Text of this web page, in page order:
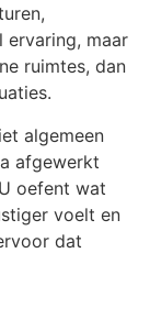
ervaring, maar
ruimtes, dan
algemeen
afgewerkt
oefent wat
voelt en
dat